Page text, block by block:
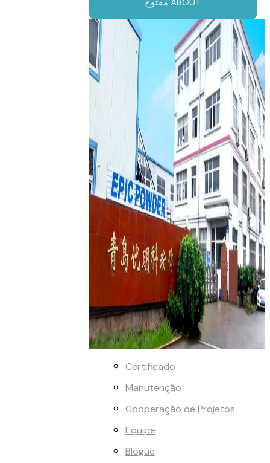
Certificado
Manutenção
Cooperação de Projetos
Equipe
Blogue